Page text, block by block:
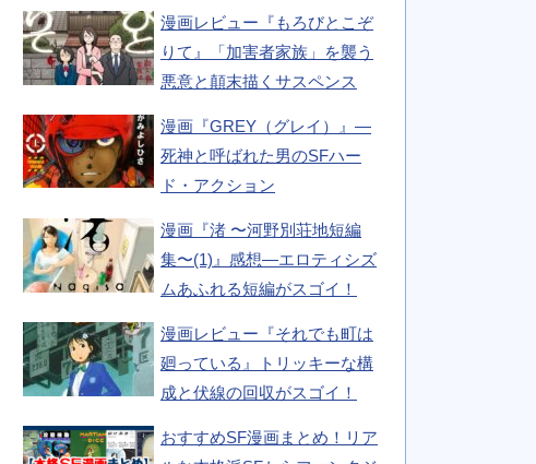
漫画レビュー『もろびとこぞ
りて』「加害者家族」を襲う
悪意と顛末描くサスペンス
漫画『GREY（グレイ）』―
死神と呼ばれた男のSFハー
ド・アクション
漫画『渚 〜河野別荘地短編
集〜(1)』感想―エロティシズ
ムあふれる短編がスゴイ！
漫画レビュー『それでも町は
廻っている』トリッキーな構
成と伏線の回収がスゴイ！
おすすめSF漫画まとめ！リア